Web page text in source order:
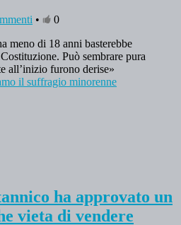
•
0
meno di 18 anni basterebbe
Può sembrare pura
all’inizio furono derise»
il suffragio minorenne
ha approvato un
vieta di vendere